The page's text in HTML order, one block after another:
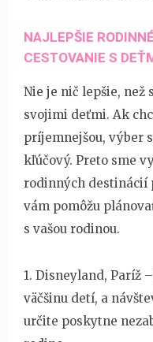
NAJLEPŠIE
CESTOVANIE S
Nie je nič lepšie, než
svojimi deťmi. Ak
príjemnejšou, výber
kľúčový. Preto sme
rodinných destinácií
vám pomôžu
s vašou rodinou.
1. Disneyland, Paríž
väčšinu detí, a
určite poskytne